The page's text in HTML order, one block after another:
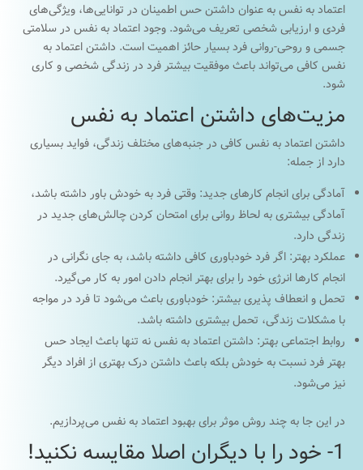
اعتماد به نفس به عنوان داشتن حس اطمینان در توانایی‌ها، ویژگی‌های
فردی و ارزیابی شخصی تعریف می‌شود. وجود اعتماد به نفس در سلامتی
جسمی و روحی-روانی فرد بسیار حائز اهمیت است. داشتن اعتماد به
نفس کافی می‌تواند باعث موفقیت بیشتر فرد در زندگی شخصی و کاری
شود.
مزیت‌های داشتن اعتماد به نفس
داشتن اعتماد به نفس کافی در جنبه‌های مختلف زندگی، فواید بسیاری
دارد از جمله:
آمادگی برای انجام کارهای جدید: وقتی فرد به خودش باور داشته باشد،
آمادگی بیشتری به لحاظ روانی برای امتحان کردن چالش‌های جدید در
زندگی دارد.
عملکرد بهتر: اگر فرد خودباوری کافی داشته باشد، به جای نگرانی در
انجام کارها انرژی خود را برای بهتر انجام دادن امور به کار می‌گیرد.
تحمل و انعطاف پذیری بیشتر: خودباوری باعث می‌شود تا فرد در مواجه
با مشکلات زندگی، تحمل بیشتری داشته باشد.
روابط اجتماعی بهتر: داشتن اعتماد به نفس نه تنها باعث ایجاد حس
بهتر فرد نسبت به خودش بلکه باعث داشتن درک بهتری از افراد دیگر
نیز می‌شود.
در این جا به چند روش موثر برای بهبود اعتماد به نفس می‌پردازیم.
1- خود را با دیگران اصلا مقایسه نکنید!